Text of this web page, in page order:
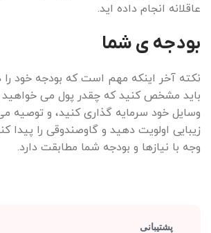
عاقلانه انجام داده اید.
بودجه ی شما
نکته آخر اینکه مهم است که بودجه خود را
باید مشخص کنید که چقدر پول می خواهید
وسایل خود سرمایه گذاری کنید، و توصیه
زیبایی اولویت دهید و گاوصندوقی را پیدا
وجه با نیازها و بودجه شما مطابقت دارد.
پشتیبانی